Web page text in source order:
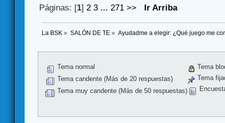
Páginas: [1] 2 3 ... 271 >> Ir Arriba
La BSK » SALÓN DE TE» Ayudadme a elegir: ¿Qué juego me
Tema normal
Tema candente (Más de 20 respuestas)
Tema muy candente (Más de 50 respuestas)
Tema
Tema